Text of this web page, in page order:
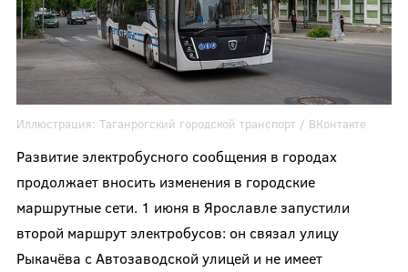
Иллюстрация: Таганрогский городской транспорт / ВКонтакте
Развитие электробусного сообщения в городах
продолжает вносить изменения в городские
маршрутные сети. 1 июня в Ярославле запустили
второй маршрут электробусов: он связал улицу
Рыкачёва с Автозаводской улицей и не имеет